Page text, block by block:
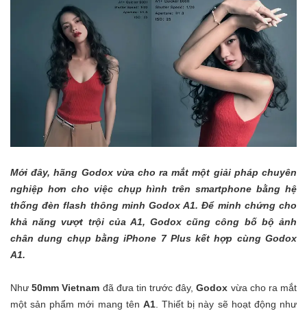
Mới đây, hãng Godox vừa cho ra mắt một giải pháp chuyên
nghiệp hơn cho việc chụp hình trên smartphone bằng hệ
thống đèn flash thông minh Godox A1. Để minh chứng cho
khả năng vượt trội của A1, Godox cũng công bố bộ ảnh
chân dung chụp bằng iPhone 7 Plus kết hợp cùng Godox
A1.
Như50mm Vietnam đã đưa tin trước đây,Godox vừa cho ra mắt
một sản phẩm mới mang tên A1. Thiết bị này sẽ hoạt động như